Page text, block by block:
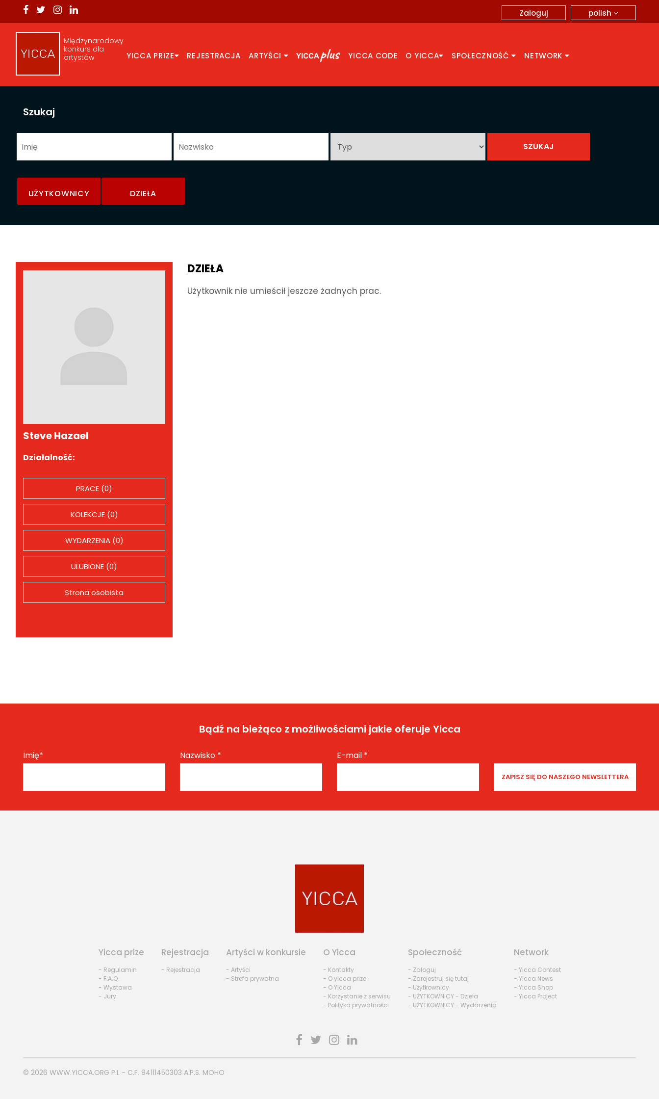
polish
Zaloguj
Międzynarodowy
konkurs dla
artystów
YICCA PRIZE REJESTRACJA ARTYŚCI YICCA CODE O YICCA SPOŁECZNOŚĆ NETWORK
Szukaj
UŻYTKOWNICY DZIEŁA
Steve Hazael
Działalność:
PRACE (0)
KOLEKCJE (0)
WYDARZENIA (0)
ULUBIONE (0)
Strona osobista
DZIEŁA
Użytkownik nie umieścił jeszcze żadnych prac.
Bądź na bieżąco z możliwościami jakie oferuje Yicca
Imię* Nazwisko * E-mail *
Yicca prize
- Regulamin
- F.A.Q.
- Wystawa
- Jury
Rejestracja
- Rejestracja
Artyści w konkursie
- Artyści
- Strefa prywatna
O Yicca
- Kontakty
- O yicca prize
- O Yicca
- Korzystanie z serwisu
- Polityka prywatności
Społeczność
- Zaloguj
- Zarejestruj się tutaj
- Użytkownicy
- UŻYTKOWNICY - Dzieła
- UŻYTKOWNICY - Wydarzenia
Network
- Yicca Contest
- Yicca News
- Yicca Shop
- Yicca Project
© 2026 WWW.YICCA.ORG P.I. - C.F. 94111450303 A.P.S. MOHO